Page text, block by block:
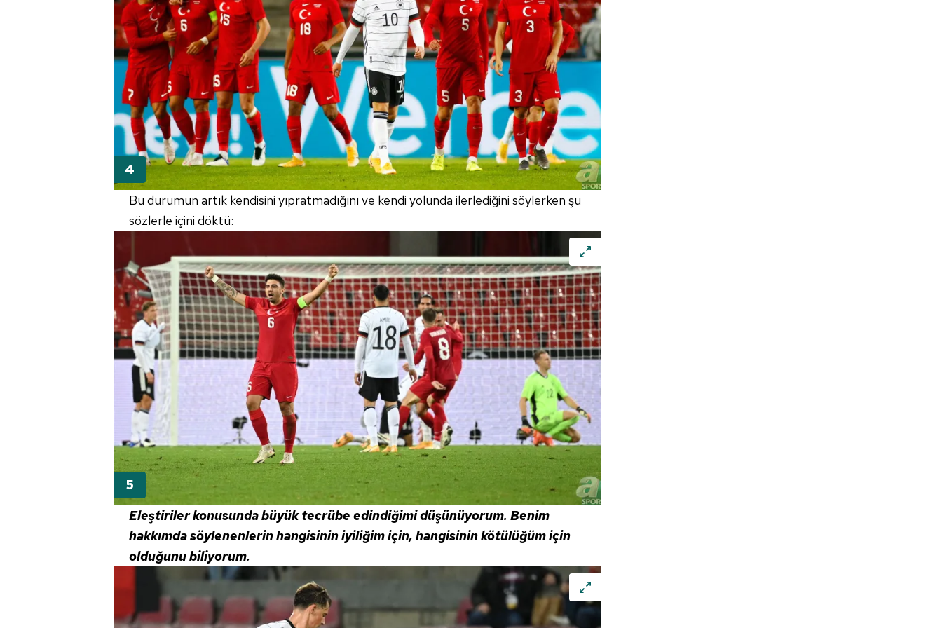
mevzuata uygun olarak kullanılan çerezlerle ilgili bilgi almak için lütfentıklayınız.
Bu durumun artık kendisini yıpratmadığını ve kendi yolunda ilerlediğini söylerken şu
sözlerle içini döktü:
Eleştiriler konusunda büyük tecrübe edindiğimi düşünüyorum. Benim
hakkımda söylenenlerin hangisinin iyiliğim için, hangisinin kötülüğüm için
olduğunu biliyorum.